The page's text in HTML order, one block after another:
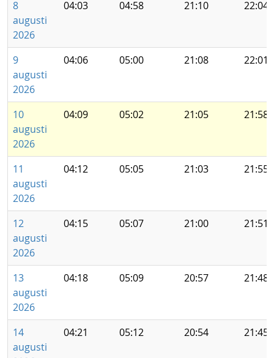
8
augusti
2026
04:03 04:58 21:10 22:04
9
augusti
2026
04:06 05:00 21:08 22:01
10
augusti
2026
04:09 05:02 21:05 21:58
11
augusti
2026
04:12 05:05 21:03 21:55
12
augusti
2026
04:15 05:07 21:00 21:51
13
augusti
2026
04:18 05:09 20:57 21:48
14
augusti
04:21 05:12 20:54 21:45